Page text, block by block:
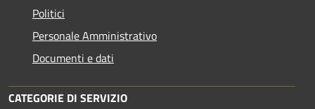
Politici
Personale Amministrativo
Documenti e dati
CATEGORIE DI SERVIZIO